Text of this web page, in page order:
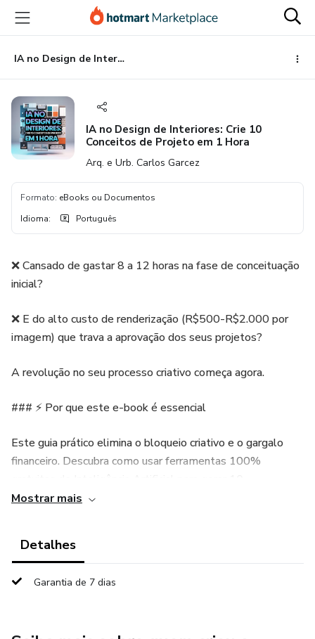
para
conteúdo
principal
para
pagamento
para
rodapé
IA no Design de Interiores: Crie 10 Conceitos de Projeto em 1 Hora
IA no Design de Interiores: Crie 10
Conceitos de Projeto em 1 Hora
Arq. e Urb. Carlos Garcez
Formato: eBooks ou Documentos
Idioma: Português
❌ Cansado de gastar 8 a 12 horas na fase de conceituação
inicial?
❌ E do alto custo de renderização (R$500-R$2.000 por
imagem) que trava a aprovação dos seus projetos?
A revolução no seu processo criativo começa agora.
### ⚡ Por que este e-book é essencial
Este guia prático elimina o bloqueio criativo e o gargalo
financeiro. Descubra como usar ferramentas 100%
CONCEITOS visuais fotorrealistas e completos em
A IA não substitui sua expertise técnica – ela amplifica sua
acelerar aprovações e focar no que realmente importa: a
Mostrar mais
Detalhes
Garantia de 7 dias